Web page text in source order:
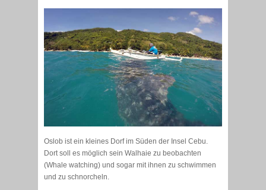
Oslob ist ein kleines Dorf im Süden der Insel Cebu.
Dort soll es möglich sein Walhaie zu beobachten
(Whale watching) und sogar mit ihnen zu schwimmen
und zu schnorcheln.